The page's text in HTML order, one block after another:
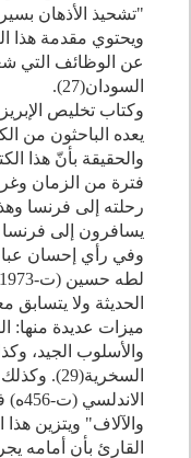
"تشحيذ الأذهان
ويحتوي مقدمة هذا
عن الوظائف التي
السودان(27
).
وكتاب تخليص
يعده الباحثون من
والحقيقة بأنّ هذا
فترة من الزمان
رحلته إلى فرنسا
يسافرون إلى فرنسا
وفي رأي إحسان
لطه حسين (ت-1973
الحديثة ولا يتسابق
ميزات عديدة منها:
والأسلوب الجيد،
السخرية(29). وكذلك
الاندلسي (ت-456ه)
والآلاف" ويتزين هذا
القارئ بأن أمامه